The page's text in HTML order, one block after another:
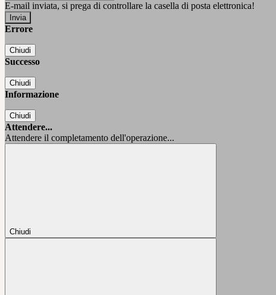
E-mail inviata, si prega di controllare la casella di posta elettronica!
Errore
Chiudi
Successo
Chiudi
Informazione
Chiudi
Attendere...
Attendere il completamento dell'operazione...
Chiudi